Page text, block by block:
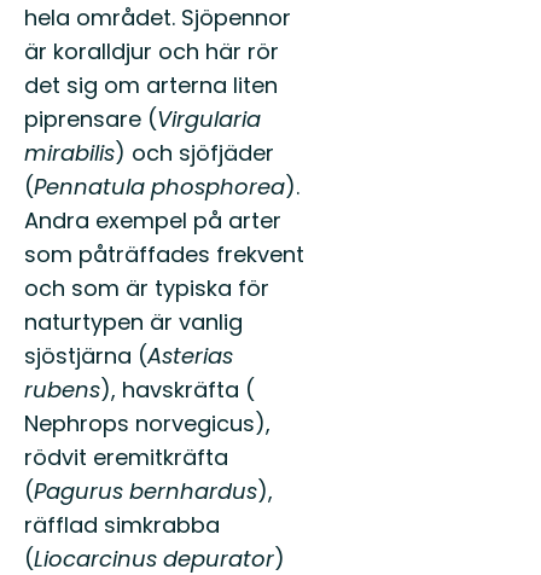
hela området. Sjöpennor
är koralldjur och här rör
det sig om arterna liten
piprensare (Virgularia
mirabilis) och sjöfjäder
(Pennatula phosphorea).
Andra exempel på arter
som påträffades frekvent
och som är typiska för
naturtypen är vanlig
sjöstjärna (Asterias
rubens), havskräfta (
Nephrops norvegicus),
rödvit eremitkräfta
(Pagurus bernhardus),
räfflad simkrabba
(Liocarcinus depurator)